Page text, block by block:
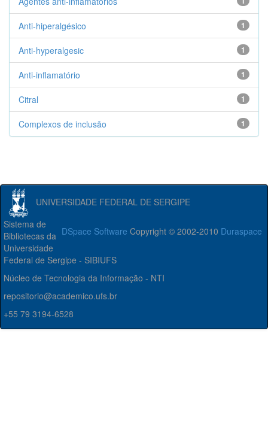
1
Anti-hiperalgésico
1
Anti-hyperalgesic
1
Anti-inflamatório
1
Citral
1
Complexos de inclusão
UNIVERSIDADE FEDERAL DE SERGIPE
DSpace Software Copyright © 2002-2010 Duraspace
Sistema de
Bibliotecas da
Universidade
Federal de Sergipe - SIBIUFS
Núcleo de Tecnologia da Informação - NTI
repositorio@academico.ufs.br
+55 79 3194-6528